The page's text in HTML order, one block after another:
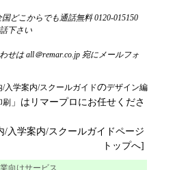
せはall＠remar.co.jp 宛にメールフォ
/入学案内/スクールガイドのデザイン編
刷 」はリマープロにお任せくださ
/入学案内/スクールガイドページ
トップへ]